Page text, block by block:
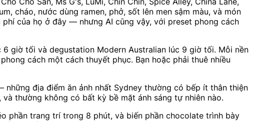
cháo, nước dùng ramen, phở, sốt lên men sậm màu, và món
của họ ở đây — nhưng AI cũng vậy, với preset phong cách
giờ tối và degustation Modern Australian lúc 9 giờ tối. Mỗi nền
cách một cách thuyết phục. Bạn hoặc phải thuê nhiều
địa điểm ăn ảnh nhất Sydney thường có bếp ít thân thiện
thường không có bất kỳ bề mặt ánh sáng tự nhiên nào.
phần trang trí trong 8 phút, và biến phần chocolate trình bày